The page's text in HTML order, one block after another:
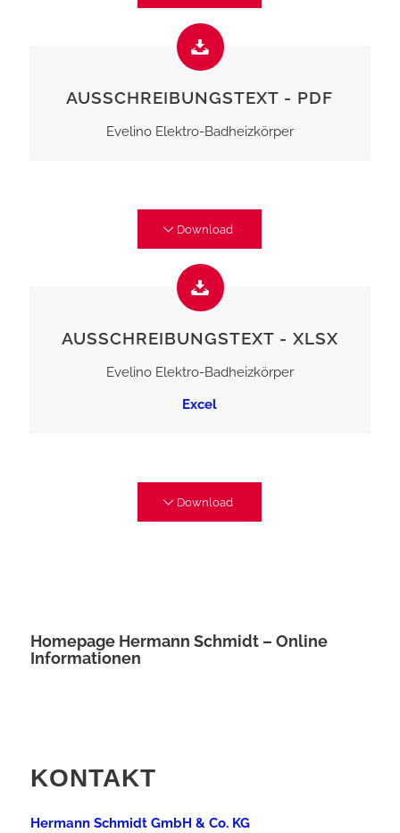
AUSSCHREIBUNGSTEXT - PDF
Evelino Elektro-Badheizkörper
Download
AUSSCHREIBUNGSTEXT - XLSX
Evelino Elektro-Badheizkörper
Excel
Download
Homepage Hermann Schmidt – Online
Informationen
KONTAKT
Hermann Schmidt GmbH & Co. KG